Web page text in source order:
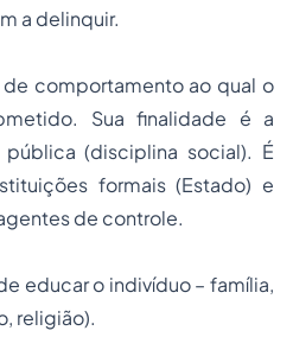
a delinquir.
comportamento ao qual o
Sua finalidade é a
(disciplina social). É
formais (Estado) e
de controle.
educar o indivíduo – família,
religião).